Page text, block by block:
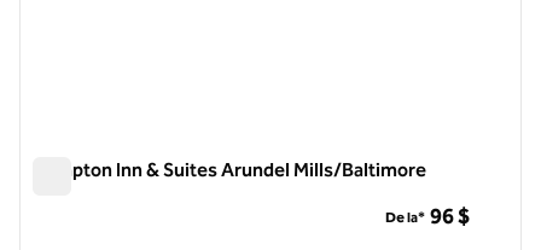
Hampton Inn & Suites Arundel Mills/Baltimore
De la* 96 $